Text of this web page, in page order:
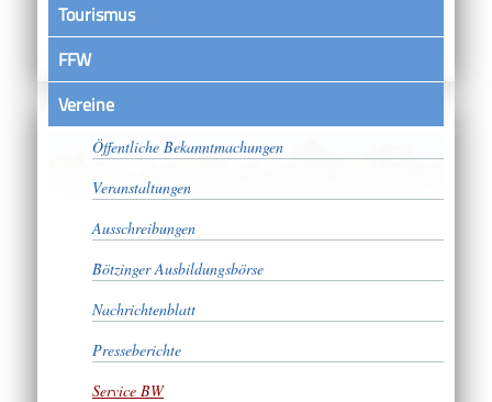
Tourismus
FFW
VereineSatzungen
Öffentliche Bekanntmachungen
Veranstaltungen
Ausschreibungen
Bötzinger Ausbildungsbörse
Nachrichtenblatt
Presseberichte
Service BW